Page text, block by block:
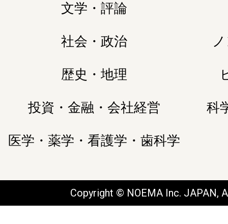
文学・評論
社会・政治
歴史・地理
投資・金融・会社経営 科
医学・薬学・看護学・歯科学
Copyright © NOEMA Inc. JAPAN,